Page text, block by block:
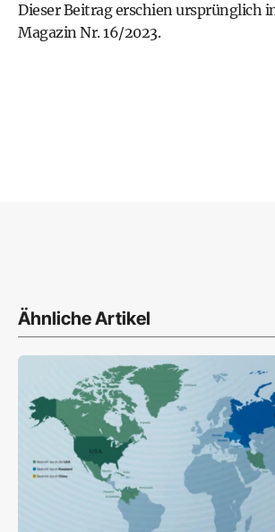
Dieser Beitrag erschien ursprünglich
Magazin Nr. 16/2023.
Ähnliche Artikel